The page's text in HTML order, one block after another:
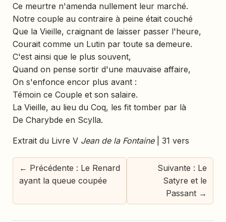
Ce meurtre n'amenda nullement leur marché.
Notre couple au contraire à peine était couché
Que la Vieille, craignant de laisser passer l'heure,
Courait comme un Lutin par toute sa demeure.
C'est ainsi que le plus souvent,
Quand on pense sortir d'une mauvaise affaire,
On s'enfonce encor plus avant :
Témoin ce Couple et son salaire.
La Vieille, au lieu du Coq, les fit tomber par là
De Charybde en Scylla.
Extrait du Livre V Jean de la Fontaine| 31 vers
← Précédente : Le Renard
ayant la queue coupée
Suivante : Le
Satyre et le
Passant →